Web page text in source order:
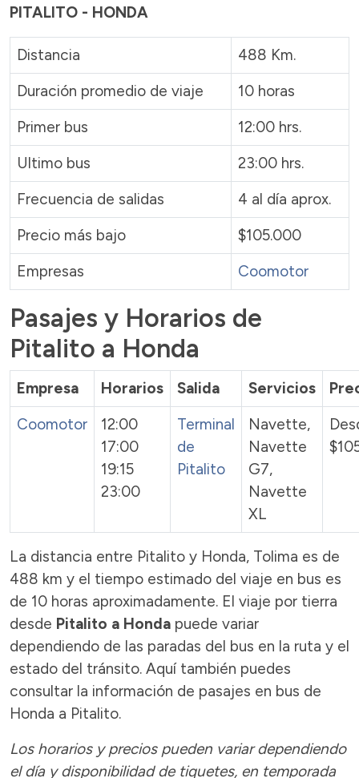
PITALITO - HONDA
Distancia
488 Km.
Duración promedio de viaje
10 horas
Primer bus
12:00 hrs.
Ultimo bus
23:00 hrs.
Frecuencia de salidas
4 al día aprox.
Precio más bajo
$105.000
Empresas
Coomotor
Pasajes y Horarios de
Pitalito a Honda
Empresa Horarios Salida Servicios
Coomotor
12:00
17:00
19:15
23:00
Terminal
de
Pitalito
Navette,
Navette
G7,
Navette
XL
La distancia entre Pitalito y Honda, Tolima es de
488 km y el tiempo estimado del viaje en bus es
de 10 horas aproximadamente. El viaje por tierra
desde Pitalito a Honda puede variar
dependiendo de las paradas del bus en la ruta y el
estado del tránsito. Aquí también puedes
consultar la información de pasajes en bus de
Honda a Pitalito.
Los horarios y precios pueden variar dependiendo
el día y disponibilidad de tiquetes, en temporada